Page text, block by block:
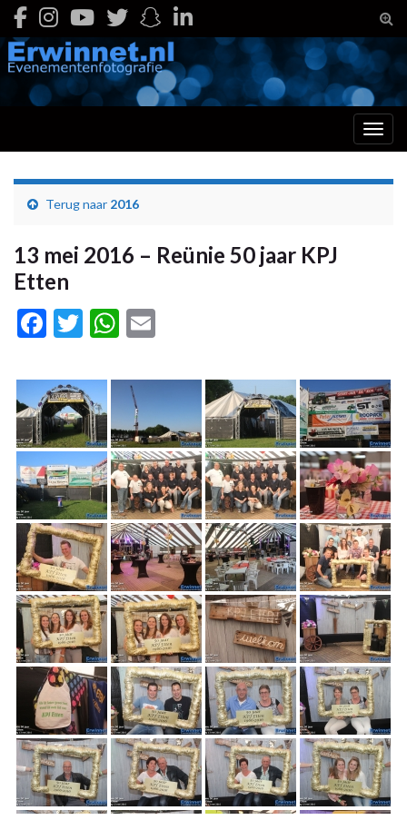
Terug naar 2016
13 mei 2016 – Reünie 50 jaar KPJ
Etten
Facebook
TwitterWhatsApp